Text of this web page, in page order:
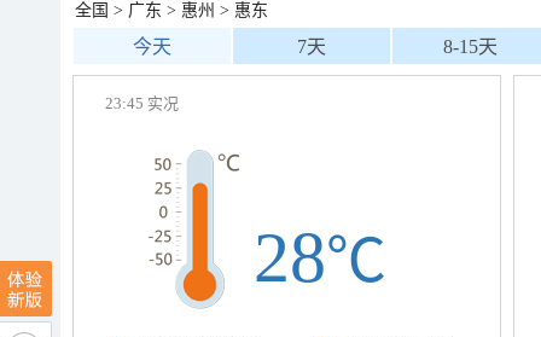
全国 > 广东 > 惠州 > 惠东
今天 7天 8-15天
23:45 实况
28℃